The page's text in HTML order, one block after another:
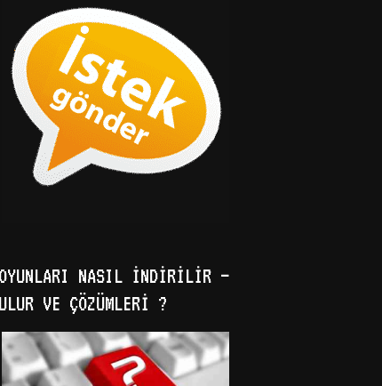
NASIL İNDIRILIR –
VE ÇÖZÜMLERI ?